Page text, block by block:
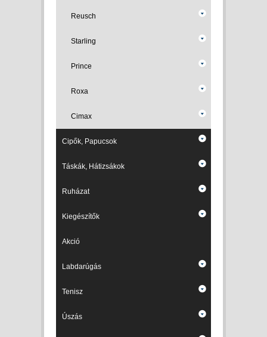
Reusch
Starling
Prince
Roxa
Cimax
Cipők, Papucsok
Táskák, Hátizsákok
Ruházat
Kiegészítők
Akció
Labdarúgás
Tenisz
Úszás